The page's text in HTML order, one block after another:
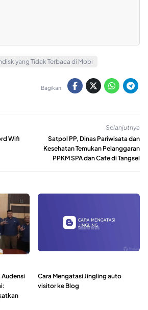
yang Tidak Terbaca di Mobi
Bagikan:
Wifi
Selanjutnya
Satpol PP, Dinas Pariwisata dan
Kesehatan Temukan Pelanggaran
PPKM SPA dan Cafe di Tangsel
Audensi
Cara Mengatasi Jingling auto
visitor ke Blog